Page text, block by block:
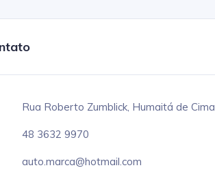
Rua Roberto Zumblick, Humaitá de Cima
48 3632 9970
auto.marca@hotmail.com